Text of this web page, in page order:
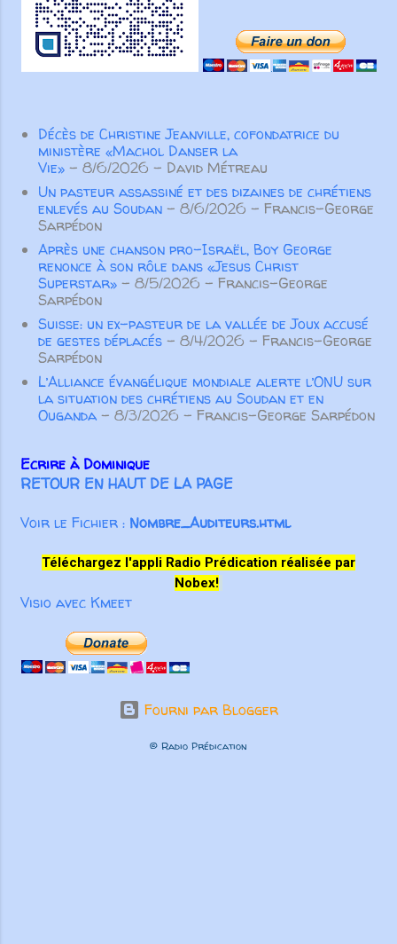
forme un tout solide, bien uni par
toutes les articulations dont il est
pourvu. Ainsi, lorsque chaque
partie fonctionne comme elle doit,
l’amour” ( Ep 4. 15-16 ). Pour Paul
l’important n’est pas tant d’éviter
de parler de manière inconsidérée
ou vaine, ou de colporter des
mais surtout de prononcer des
paroles qui participeront à la
croissance spirituelle des autres
croyants. Pas seulement des
paroles aimables qui “font du bien
Décès de Christine Jeanville, cofondatrice du
ministère «Machol Danser la
Vie» - 8/6/2026 - David Métreau
Un pasteur assassiné et des dizaines de chrétiens
enlevés au Soudan - 8/6/2026 - Francis-George
Sarpédon
Après une chanson pro-Israël, Boy George
renonce à son rôle dans «Jesus Christ
Superstar» - 8/5/2026 - Francis-George
Sarpédon
Suisse: un ex-pasteur de la vallée de Joux accusé
de gestes déplacés - 8/4/2026 - Francis-George
Sarpédon
L’Alliance évangélique mondiale alerte l’ONU sur
la situation des chrétiens au Soudan et en
Ouganda - 8/3/2026 - Francis-George Sarpédon
Ecrire à Dominique
RETOUR EN HAUT DE LA PAGE
Voir le Fichier : Nombre_Auditeurs.html
Téléchargez l'appli Radio Prédication réalisée par
Nobex!
Visio avec Kmeet
Fourni par Blogger
© Radio Prédication